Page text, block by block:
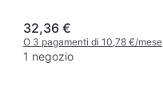
32,36 €
O 3 pagamenti di 10,78 €/mese
1 negozio